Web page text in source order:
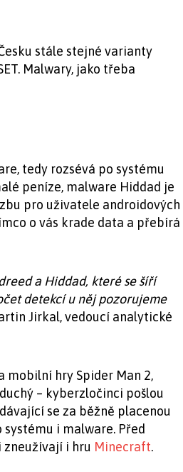
stále stejné varianty
Malwary, jako třeba
tedy rozsévá po systému
peníze, malware Hiddad je
pro uživatele androidových
o vás krade data a přebírá
a Hiddad, které se šíří
detekcí u něj pozorujeme
Jirkal, vedoucí analytické
mobilní hry Spider Man 2,
– kyberzločinci pošlou
se za běžně placenou
i malware. Před
i hru Minecraft.